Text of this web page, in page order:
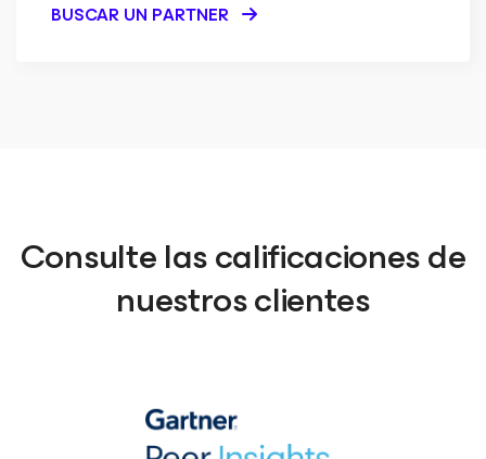
BUSCAR UN PARTNER
Consulte las calificaciones de
nuestros clientes